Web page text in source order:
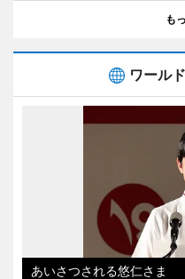
も
ワール
あいさつされる悠仁さま